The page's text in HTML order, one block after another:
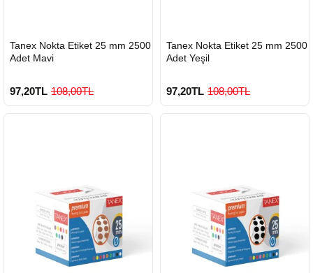
GÖNDERİ
Tanex Nokta Etiket 25 mm 2500
Adet Mavi
97,20TL 108,00TL
GÖNDERİ
Tanex Nokta Etiket 25 mm 2500
Adet Yeşil
97,20TL 108,00TL